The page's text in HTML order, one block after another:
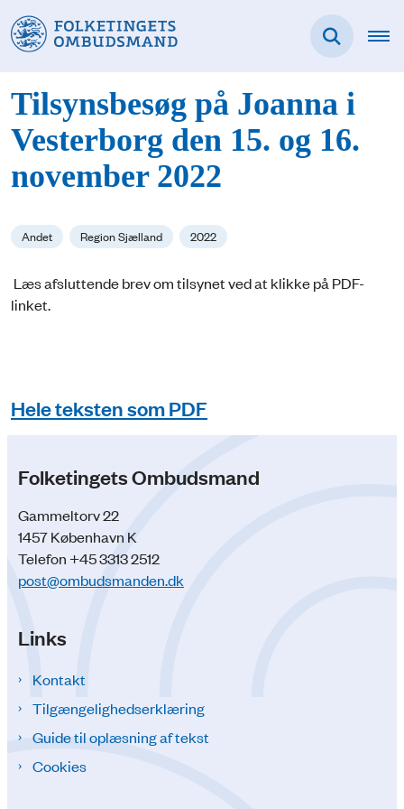
Tilsynsbesøg på Joanna i
Vesterborg den 15. og 16.
november 2022
Andet Region Sjælland 2022
Læs afsluttende brev om tilsynet ved at klikke på PDF-
linket.
Hele teksten som PDF
Folketingets Ombudsmand
Gammeltorv 22
1457 København K
Telefon +45 3313 2512
post@ombudsmanden.dk
Links
Kontakt
Tilgængelighedserklæring
Guide til oplæsning af tekst
Cookies